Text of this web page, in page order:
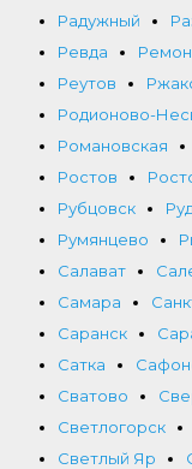
Радужный
Ревда
Реутов
Родионово-
Романовская
Ростов
Рубцовск
Румянцево
Салават
Самара
Саранск
Сатка
Сватово
Светлогорск
Светлый Яр